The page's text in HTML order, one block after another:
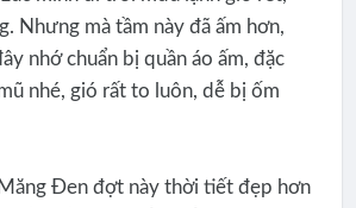
Nhưng mà tầm này đã ấm hơn,
nhớ chuẩn bị quần áo ấm, đặc
nhé, gió rất to luôn, dễ bị ốm
Đen đợt này thời tiết đẹp hơn